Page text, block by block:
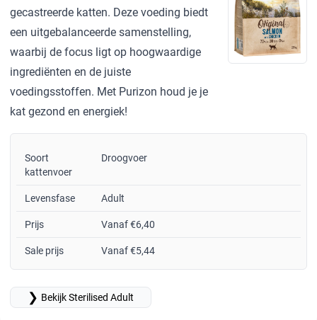
gecastreerde katten. Deze voeding biedt
een uitgebalanceerde samenstelling,
waarbij de focus ligt op hoogwaardige
ingrediënten en de juiste
voedingsstoffen. Met Purizon houd je je
kat gezond en energiek!
Soort
kattenvoer
Droogvoer
Levensfase Adult
Prijs Vanaf €6,40
Sale prijs Vanaf €5,44
❯ Bekijk Sterilised Adult